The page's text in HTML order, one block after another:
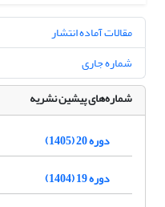
مقالات آماده انتشار
شماره جاری
شماره‌های پیشین نشریه
دوره 20 (1405)
دوره 19 (1404)